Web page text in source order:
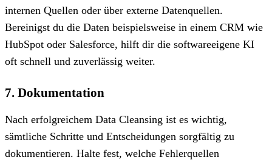
internen Quellen oder über externe Datenquellen.
Bereinigst du die Daten beispielsweise in einem CRM wie
HubSpot oder Salesforce, hilft dir die softwareeigene KI
oft schnell und zuverlässig weiter.
7. Dokumentation
Nach erfolgreichem Data Cleansing ist es wichtig,
sämtliche Schritte und Entscheidungen sorgfältig zu
dokumentieren. Halte fest, welche Fehlerquellen